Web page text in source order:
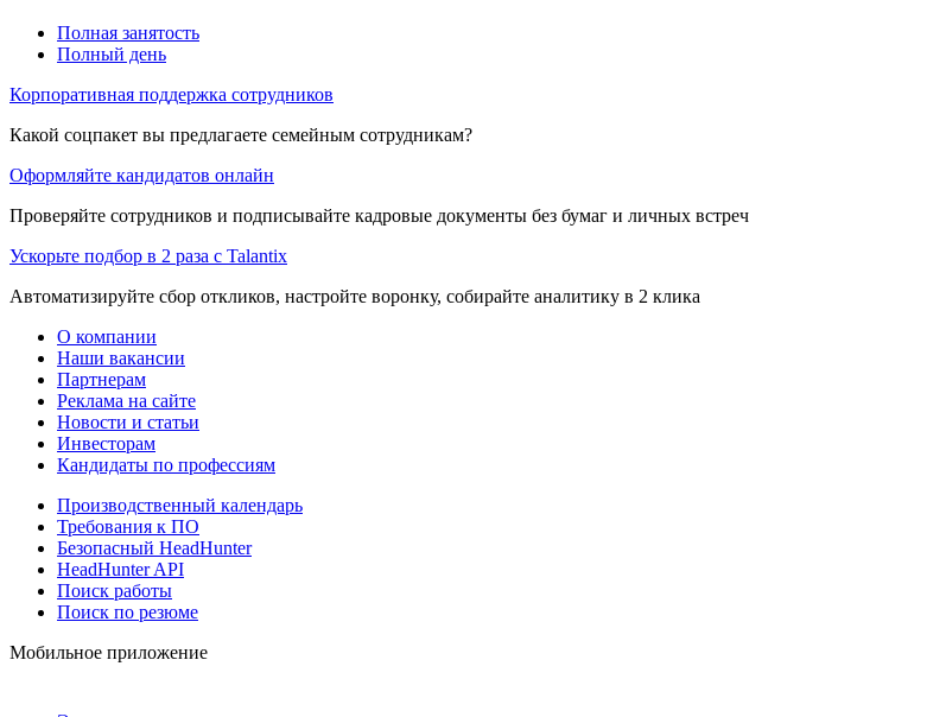
Полная занятость
Полный день
Корпоративная поддержка сотрудников
Какой соцпакет вы предлагаете семейным сотрудникам?
Оформляйте кандидатов онлайн
Проверяйте сотрудников и подписывайте кадровые документы без бумаг и личных встреч
Ускорьте подбор в 2 раза с Talantix
Автоматизируйте сбор откликов, настройте воронку, собирайте аналитику в 2 клика
О компании
Наши вакансии
Партнерам
Реклама на сайте
Новости и статьи
Инвесторам
Кандидаты по профессиям
Производственный календарь
Требования к ПО
Безопасный HeadHunter
HeadHunter API
Поиск работы
Поиск по резюме
Мобильное приложение